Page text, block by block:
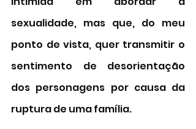
sexualidade, mas que, do meu
ponto de vista, quer transmitir o
sentimento de desorientação
dos personagens por causa da
ruptura de uma família.